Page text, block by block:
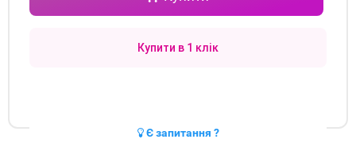
Купити в 1 клік
Є запитання ?